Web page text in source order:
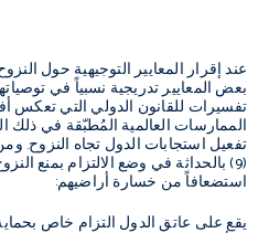
بعض المعايير تدريجية نسبياً في
تفسيرات للقانون الدولي التي تعكس
الممارسات العالمية المُطبّقة في
تفعيل استجابات الدول تجاه النزوح.
(9) بالحداثة في وضع الالتزام بمنع
استضعافاً من خسارة أراضيهم:
يقع على عاتق الدول التزام خاص